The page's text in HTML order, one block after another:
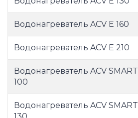
Водонагреватель ACV E 160
Водонагреватель ACV E 210
Водонагреватель ACV SMART
100
Водонагреватель ACV SMART